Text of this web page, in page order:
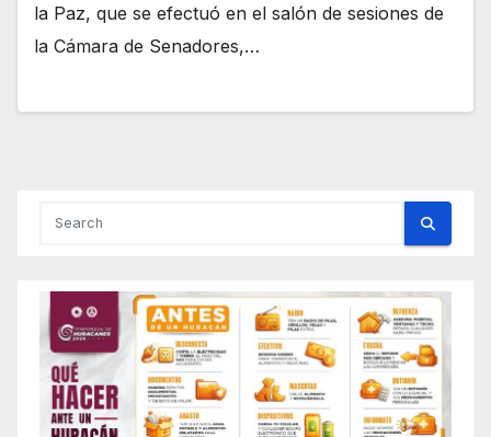
la Paz, que se efectuó en el salón de sesiones de
la Cámara de Senadores,…